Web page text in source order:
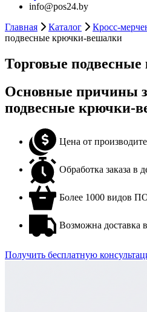
info@pos24.by
Главная
Каталог Кросс-
подвесные крючки-вешалки
Торговые
Основные причины
подвесные крючки-
Цена от
Обработка заказа в
Более 1000 видов
Возможна доставка
Получить бесплатную